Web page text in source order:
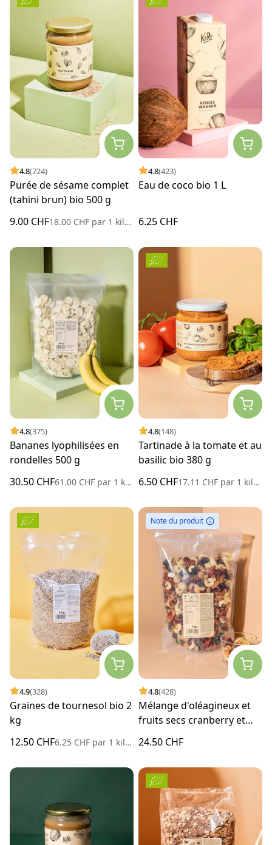
4.8(724)
Purée de sésame complet
(tahini brun) bio 500 g
9.00 CHF18.00 CHF par 1 kilogramme
4.8(423)
Eau de coco bio 1 L
6.25 CHF
4.8(375)
Bananes lyophilisées en
rondelles 500 g
30.50 CHF61.00 CHF par 1 kilogramme
4.8(148)
Tartinade à la tomate et au
basilic bio 380 g
6.50 CHF17.11 CHF par 1 kilogramme
4.9(328)
Graines de tournesol bio 2
kg
12.50 CHF6.25 CHF par 1 kilogramme
Note du produit
4.8(428)
Mélange d'oléagineux et
fruits secs cranberry et
24.50 CHF